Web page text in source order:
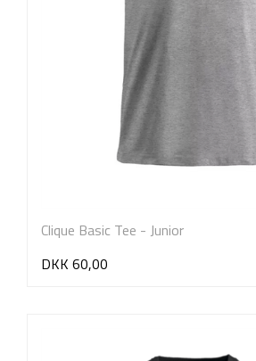
Clique Basic Tee - Junior
DKK 60,00